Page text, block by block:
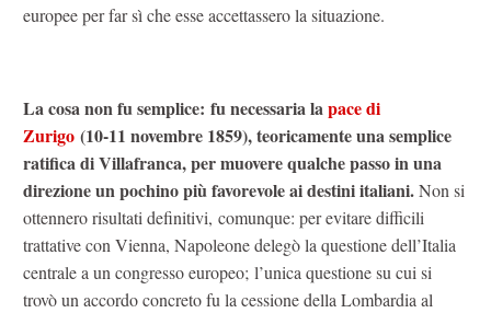
europee per far sì che esse accettassero la situazione.
La cosa non fu semplice: fu necessaria lapace di
Zurigo (10-11 novembre 1859), teoricamente una semplice
ratifica di Villafranca, per muovere qualche passo in una
direzione un pochino più favorevole ai destini italiani.Non si
ottennero risultati definitivi, comunque: per evitare difficili
trattative con Vienna, Napoleone delegò la questione dell’Italia
centrale a un congresso europeo; l’unica questione su cui si
trovò un accordo concreto fu la cessione della Lombardia al